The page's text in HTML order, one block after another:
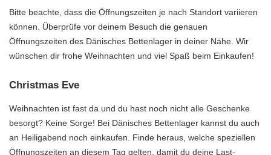
Bitte beachte, dass die Öffnungszeiten je nach Standort variieren
können. Überprüfe vor deinem Besuch die genauen
Öffnungszeiten des Dänisches Bettenlager in deiner Nähe. Wir
wünschen dir frohe Weihnachten und viel Spaß beim Einkaufen!
Christmas Eve
Weihnachten ist fast da und du hast noch nicht alle Geschenke
besorgt? Keine Sorge! Bei Dänisches Bettenlager kannst du auch
an Heiligabend noch einkaufen. Finde heraus, welche speziellen
Öffnungszeiten an diesem Tag gelten, damit du deine Last-